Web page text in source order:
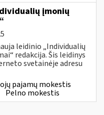
įmonių
leidinio „Individualių
redakcija. Šis leidinys
svetainėje adresu
pajamų mokestis
Pelno mokestis